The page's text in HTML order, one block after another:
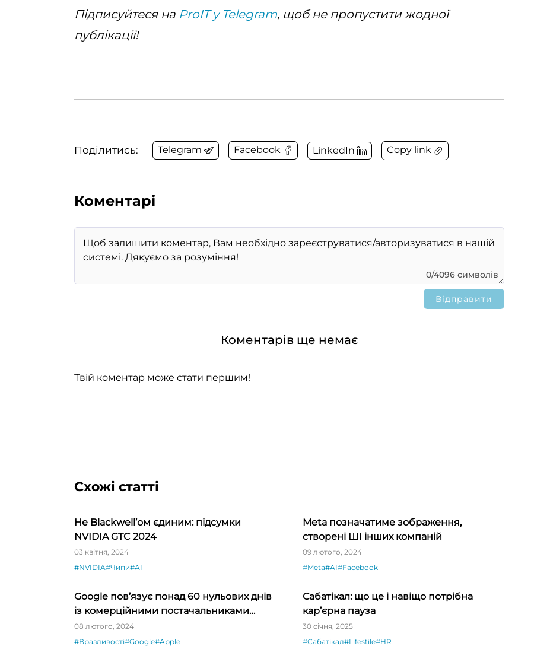
Підписуйтеся на ProIT у Telegram, щоб не пропустити жодної
публікації!
Поділитись: Telegram Facebook LinkedIn Copy link
Коментарі
0/4096 символів
Коментарів ще немає
Твій коментар може стати першим!
Схожі статті
Не Blackwell’ом єдиним: підсумки
NVIDIA GTC 2024
03 квітня, 2024
#NVIDIA#Чипи#AI
Meta позначатиме зображення,
створені ШІ інших компаній
09 лютого, 2024
#Meta#AI#Facebook
Google пов’язує понад 60 нульових днів
із комерційними постачальниками
шпигунського ПЗ
08 лютого, 2024
#Вразливості#Google#Apple
Сабатікал: що це і навіщо потрібна
кар’єрна пауза
30 січня, 2025
#Сабатікал#Lifestile#HR